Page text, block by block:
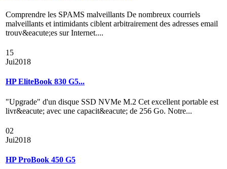
Comprendre les SPAMS malveillants De nombreux courriels
malveillants et intimidants ciblent arbitrairement des adresses email
trouv&eacute;es sur Internet....
15
Jui2018
HP EliteBook 830 G5...
"Upgrade" d'un disque SSD NVMe M.2 Cet excellent portable est
livr&eacute; avec une capacit&eacute; de 256 Go. Notre...
02
Jui2018
HP ProBook 450 G5